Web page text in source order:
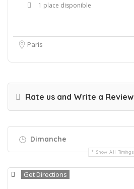
1 place disponible
Paris
Rate us and Write a Review
Dimanche
Show All Timings
Get Directions